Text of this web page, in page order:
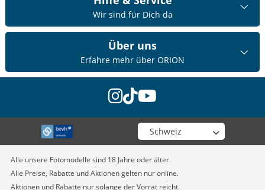
Wir sind für Dich da
Über uns
Erfahre mehr über ORION
instagram
tiktok
youtube
Wähle deinen Shop
Alle unsere Fotomodelle sind 18 Jahre oder älter.
Alle Preise, Rabatte und Aktionen gelten nur online.
Aktionen und Rabatte nur solange der Vorrat reicht.